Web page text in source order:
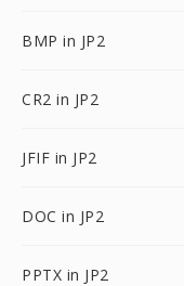
BMP in JP2
CR2 in JP2
JFIF in JP2
DOC in JP2
PPTX in JP2